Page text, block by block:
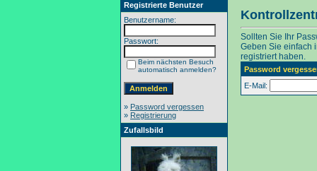
Registrierte Benutzer
Benutzername:
Passwort:
Beim nächsten Besuch
automatisch anmelden?
» Password vergessen
» Registrierung
Zufallsbild
Sollten Sie Ihr
Geben Sie einfach
registriert haben.
Password
E-Mail: